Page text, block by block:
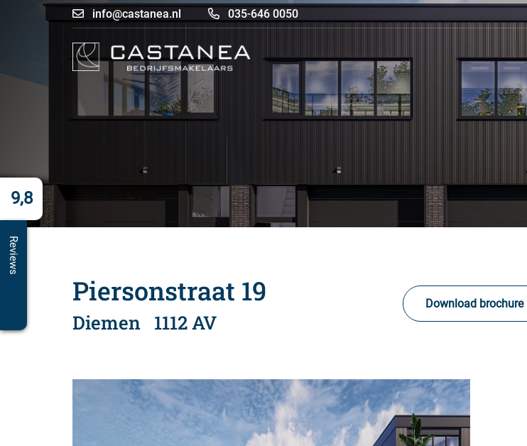
info@castanea.nl 035-646 0050
Piersonstraat 19
Diemen 1112 AV
Download brochure
9,8
Reviews